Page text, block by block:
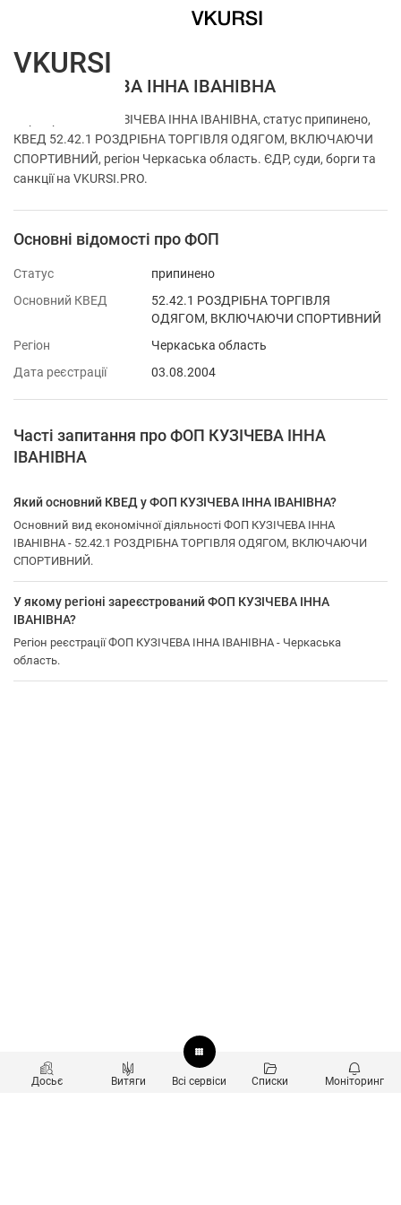
ФОП КУЗІЧЕВА ІННА ІВАНІВНА
Перевірка ФОП КУЗІЧЕВА ІННА ІВАНІВНА, статус припинено,
КВЕД 52.42.1 РОЗДРІБНА ТОРГІВЛЯ ОДЯГОМ, ВКЛЮЧАЮЧИ
СПОРТИВНИЙ, регіон Черкаська область. ЄДР, суди, борги та
санкції на VKURSI.PRO.
Основні відомості про ФОП
Статус
припинено
Основний КВЕД
52.42.1 РОЗДРІБНА ТОРГІВЛЯ
ОДЯГОМ, ВКЛЮЧАЮЧИ СПОРТИВНИЙ
Регіон
Черкаська область
Дата реєстрації
03.08.2004
Часті запитання про ФОП КУЗІЧЕВА ІННА
ІВАНІВНА
Який основний КВЕД у ФОП КУЗІЧЕВА ІННА ІВАНІВНА?
Основний вид економічної діяльності ФОП КУЗІЧЕВА ІННА
ІВАНІВНА - 52.42.1 РОЗДРІБНА ТОРГІВЛЯ ОДЯГОМ, ВКЛЮЧАЮЧИ
СПОРТИВНИЙ.
У якому регіоні зареєстрований ФОП КУЗІЧЕВА ІННА
ІВАНІВНА?
Регіон реєстрації ФОП КУЗІЧЕВА ІННА ІВАНІВНА - Черкаська
область.
Досьє Витяги Всі сервіси Списки Моніторинг
VKURSI